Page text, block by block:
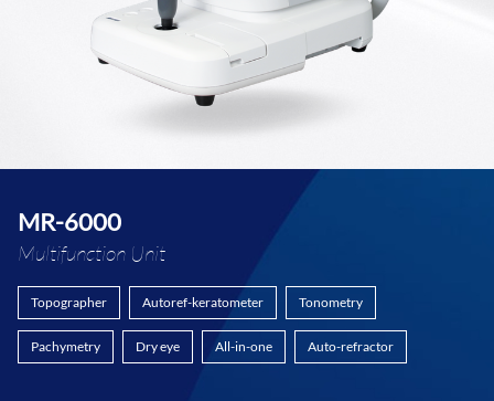
MR-6000
Multifunction Unit
Topographer Autoref-keratometer Tonometry
Pachymetry Dry eye All-in-one Auto-refractor